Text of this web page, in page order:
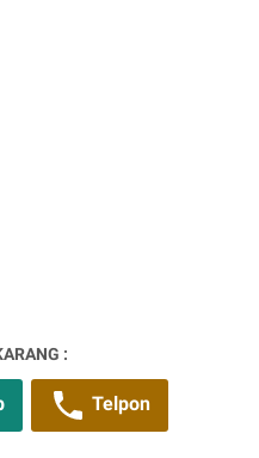
:
Telpon